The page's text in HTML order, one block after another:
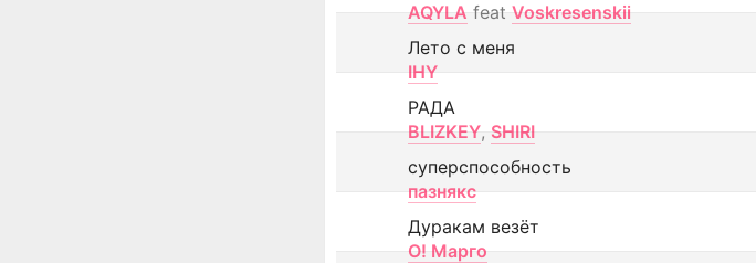
AQYLA feat Voskresenskii
Лето с меня
IHY
РАДА
BLIZKEY, SHIRI
суперспособность
пазнякс
Дуракам везёт
О! Марго